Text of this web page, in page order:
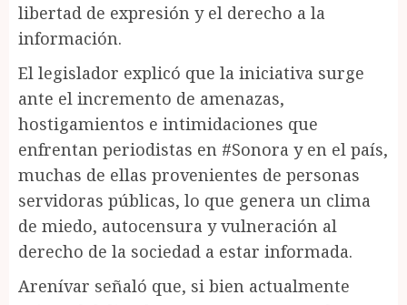
libertad de expresión y el derecho a la
información.
El legislador explicó que la iniciativa surge
ante el incremento de amenazas,
hostigamientos e intimidaciones que
enfrentan periodistas en #Sonora y en el país,
muchas de ellas provenientes de personas
servidoras públicas, lo que genera un clima
de miedo, autocensura y vulneración al
derecho de la sociedad a estar informada.
Arenívar señaló que, si bien actualmente